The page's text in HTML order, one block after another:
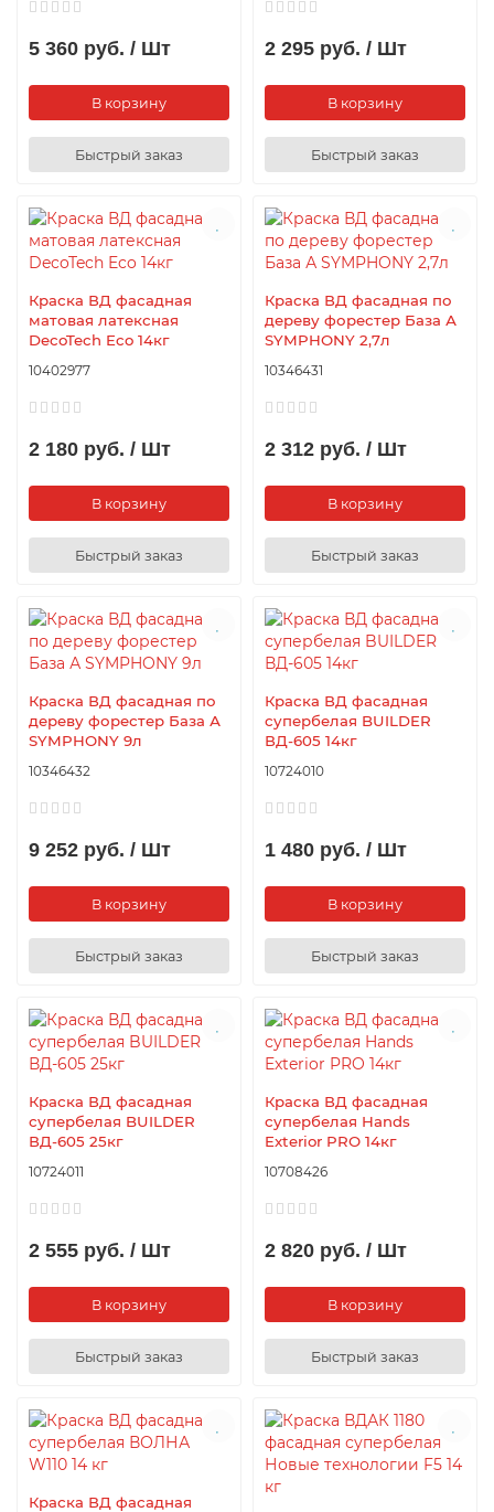
5 360 руб. / Шт
В корзину
Быстрый заказ
2 295 руб. / Шт
В корзину
Быстрый заказ
Краска ВД фасадная
матовая латексная
DecoTech Eco 14кг
10402977
2 180 руб. / Шт
В корзину
Быстрый заказ
Краска ВД фасадная по
дереву форестер База А
SYMPHONY 2,7л
10346431
2 312 руб. / Шт
В корзину
Быстрый заказ
Краска ВД фасадная по
дереву форестер База А
SYMPHONY 9л
10346432
9 252 руб. / Шт
В корзину
Быстрый заказ
Краска ВД фасадная
супербелая BUILDER
ВД-605 14кг
10724010
1 480 руб. / Шт
В корзину
Быстрый заказ
Краска ВД фасадная
супербелая BUILDER
ВД-605 25кг
10724011
2 555 руб. / Шт
В корзину
Быстрый заказ
Краска ВД фасадная
супербелая Hands
Exterior PRO 14кг
10708426
2 820 руб. / Шт
В корзину
Быстрый заказ
Краска ВД фасадная